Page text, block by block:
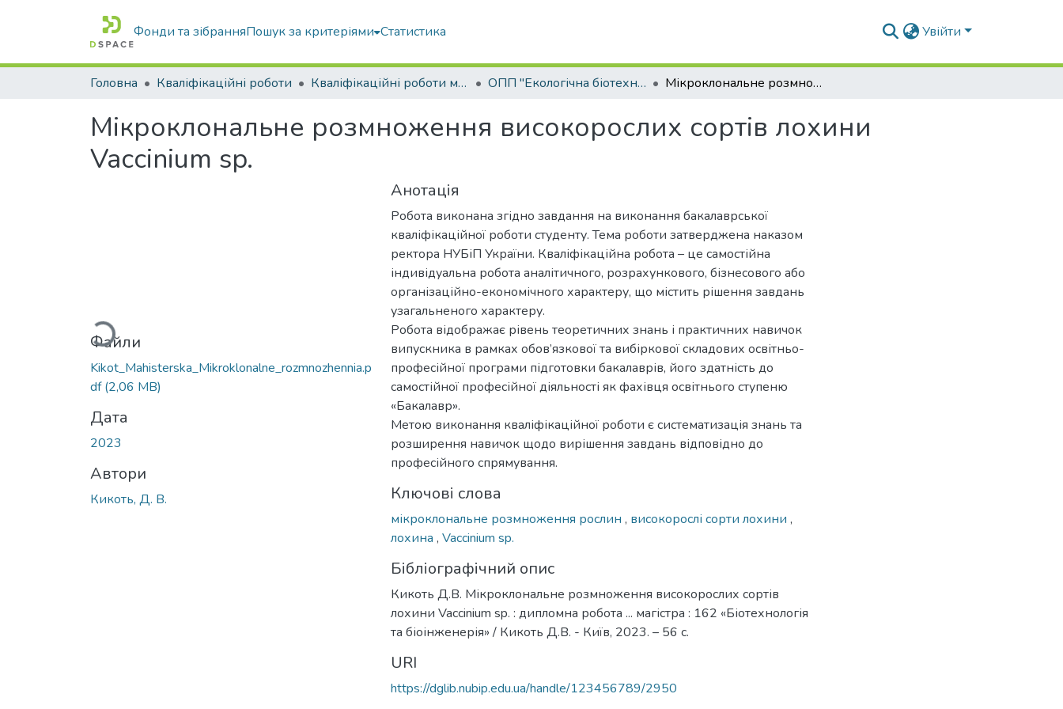
Фонди та зібранняПошук за критеріями Статистика Увійти
Головна Кваліфікаційні роботи Кваліфікаційні роботи магістрів ОПП "Екологічна біотехнологія та біоенергетика" Мікроклональне розмноження високорослих сортів лохини Vaccinium sp.
Мікроклональне розмноження високорослих сортів лохини
Vaccinium sp.
Вантажиться...
Файли
Kikot_Mahisterska_Mikroklonalne_rozmnozhennia.p
df(2,06 MB)
Дата
2023
Автори
Кикоть, Д. В.
Анотація
Робота виконана згідно завдання на виконання бакалаврської
кваліфікаційної роботи студенту. Тема роботи затверджена наказом
ректора НУБіП України. Кваліфікаційна робота – це самостійна
індивідуальна робота аналітичного, розрахункового, бізнесового або
організаційно-економічного характеру, що містить рішення завдань
узагальненого характеру.
Робота відображає рівень теоретичних знань і практичних навичок
випускника в рамках обов’язкової та вибіркової складових освітньо-
професійної програми підготовки бакалаврів, його здатність до
самостійної професійної діяльності як фахівця освітнього ступеню
«Бакалавр».
Метою виконання кваліфікаційної роботи є систематизація знань та
розширення навичок щодо вирішення завдань відповідно до
професійного спрямування.
Ключові слова
мікроклональне розмноження рослин , високорослі сорти лохини ,
лохина , Vaccinium sp.
Бібліографічний опис
Кикоть Д.В. Мікроклональне розмноження високорослих сортів
лохини Vaccinium sp. : дипломна робота ... магістра : 162 «Біотехнологія
та біоінженерія» / Кикоть Д.В. - Київ, 2023. – 56 с.
URI
https://dglib.nubip.edu.ua/handle/123456789/2950